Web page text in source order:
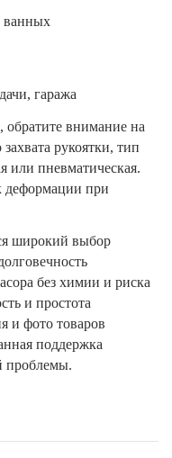
ванных
гаража
обратите внимание на
рукоятки, тип
или пневматическая.
деформации при
широкий выбор
без химии и риска
и простота
и фото товаров
поддержка
проблемы.